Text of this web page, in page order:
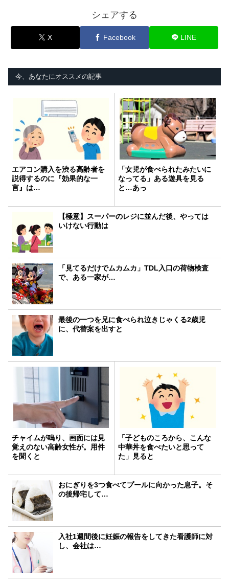
シェアする
X Facebook LINE
今、あなたにオススメの記事
エアコン購入を渋る高齢者を
説得するのに『効果的な一
言』は…
「女児が食べられたみたいに
なってる」ある遊具を見る
と…あっ
【極意】スーパーのレジに並んだ後、やっては
いけない行動は
「見てるだけでムカムカ」TDL入口の荷物検査
で、ある一家が…
最後の一つを兄に食べられ泣きじゃくる2歳児
に、代替案を出すと
チャイムが鳴り、画面には見
覚えのない高齢女性が。用件
を聞くと
「子どものころから、こんな
中華丼を食べたいと思って
た」見ると
おにぎりを3つ食べてプールに向かった息子。そ
の後帰宅して…
入社1週間後に妊娠の報告をしてきた看護師に対
し、会社は…